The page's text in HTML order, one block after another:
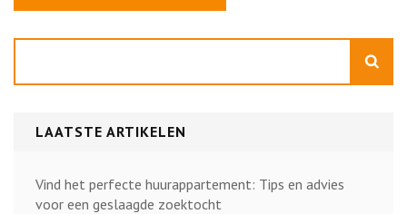
LAATSTE ARTIKELEN
Vind het perfecte huurappartement: Tips en advies
voor een geslaagde zoektocht